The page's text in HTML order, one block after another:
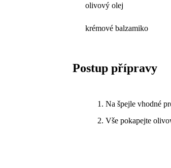
olivový olej
krémové balzamiko
Postup přípravy
Na špejle vhodné
Vše pokapejte